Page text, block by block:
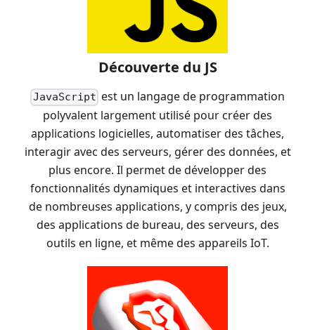
Découverte du JS
JavaScript est un langage de programmation
polyvalent largement utilisé pour créer des
applications logicielles, automatiser des tâches,
interagir avec des serveurs, gérer des données, et
plus encore. Il permet de développer des
fonctionnalités dynamiques et interactives dans
de nombreuses applications, y compris des jeux,
des applications de bureau, des serveurs, des
outils en ligne, et même des appareils IoT.